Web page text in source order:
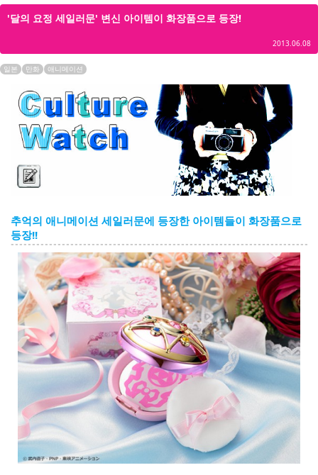
한국어
English
ภาษาไทย
tiéng Viêt
Bahasa Indonesia
'달의 요정 세일러문' 변신 아이템이 화장품으로 등장!
2013.06.08
일본 만화 애니메이션
추억의 애니메이션 세일러문에 등장한 아이템들이 화장품으로
등장!!